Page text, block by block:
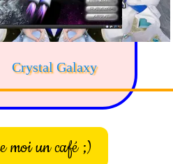
Crystal Galaxy
moi un café ;)